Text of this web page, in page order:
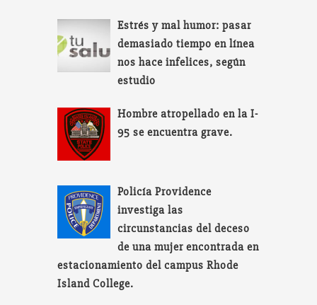
Estrés y mal humor: pasar
demasiado tiempo en línea
nos hace infelices, según
estudio
Hombre atropellado en la I-
95 se encuentra grave.
Policía Providence
investiga las
circunstancias del deceso
de una mujer encontrada en
estacionamiento del campus Rhode
Island College.